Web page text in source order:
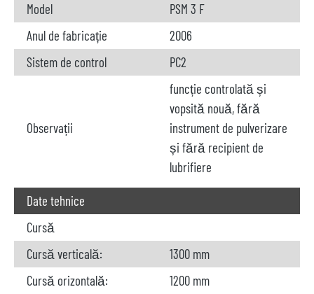
Model
PSM 3 F
Anul de fabricație
2006
Sistem de control
PC2
Observații
funcție controlată și
vopsită nouă, fără
instrument de pulverizare
și fără recipient de
lubrifiere
Date tehnice
Cursă
Cursă verticală:
1300 mm
Cursă orizontală:
1200 mm